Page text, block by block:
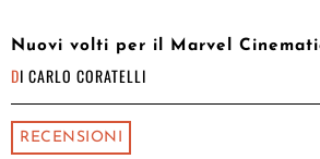
Nuovi volti per il Marvel
DI CARLO CORATELLI
RECENSIONI